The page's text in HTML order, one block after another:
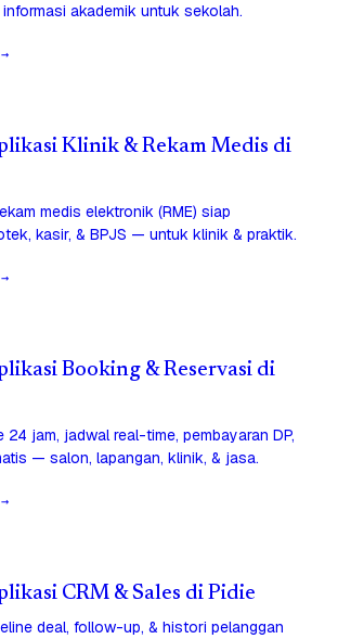
akademik untuk sekolah.
Klinik & Rekam Medis di
medis elektronik (RME) siap
kasir, & BPJS — untuk klinik & praktik.
Booking & Reservasi di
24 jam, jadwal real-time, pembayaran DP,
— salon, lapangan, klinik, & jasa.
CRM & Sales di Pidie
deal, follow-up, & histori pelanggan